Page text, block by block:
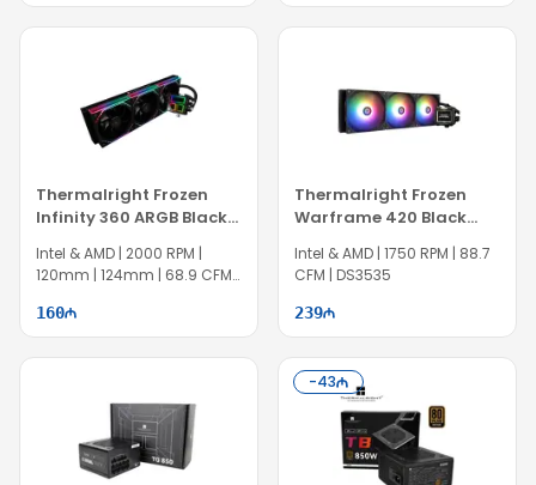
Thermalright Frozen
Infinity 360 ARGB Black
CPU Cooler
Intel & AMD | 2000 RPM |
120mm | 124mm | 68.9 CFM |
160
Thermalright Frozen
Warframe 420 Black
ARGB Liquid CPU Cooler
Intel & AMD | 1750 RPM | 88.7
CFM | DS3535
239
-43